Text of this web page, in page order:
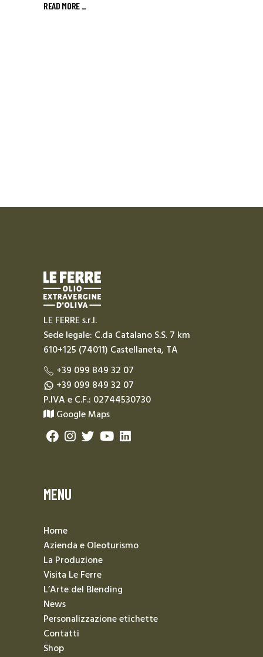
READ MORE _
LE FERRE s.r.l.
Sede legale: C.da Catalano S.S. 7 km
610+125 (74011) Castellaneta, TA
+39 099 849 32 07
+39 099 849 32 07
P.IVA e C.F.: 02744530730
Google Maps
MENU
Home
Azienda e Oleoturismo
La Produzione
Visita Le Ferre
L’Arte del Blending
News
Personalizzazione etichette
Contatti
Shop